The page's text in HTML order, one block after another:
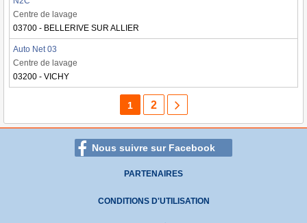
Centre de lavage
03700 - BELLERIVE SUR ALLIER
Auto Net 03
Centre de lavage
03200 - VICHY
1 2
Nous suivre sur Facebook
PARTENAIRES
CONDITIONS D'UTILISATION